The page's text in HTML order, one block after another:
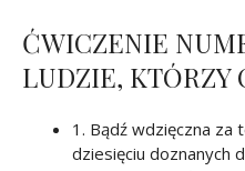
ĆWICZENIE
LUDZIE, KTÓRZY
1. Bądź wdzięczna za
dziesięciu doznanych